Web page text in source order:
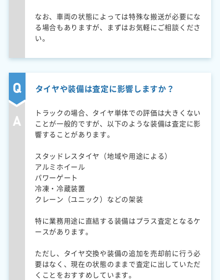
なお、車両の状態によっては特殊な搬送が必要にな
る場合もありますが、まずはお気軽にご相談くださ
い。
タイヤや装備は査定に影響しますか？
トラックの場合、タイヤ単体での評価は大きくない
ことが一般的ですが、以下のような装備は査定に影
響することがあります。
スタッドレスタイヤ（地域や用途による）
アルミホイール
パワーゲート
冷凍・冷蔵装置
クレーン（ユニック）などの架装
特に業務用途に直結する装備はプラス査定となるケ
ースがあります。
ただし、タイヤ交換や装備の追加を売却前に行う必
要はなく、現在の状態のままで査定に出していただ
くことをおすすめしています。